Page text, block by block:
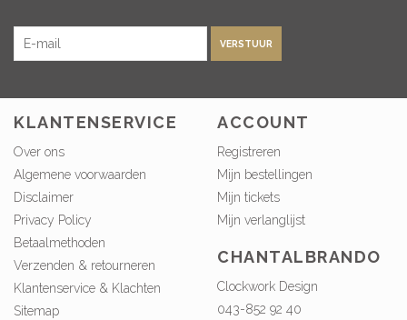
VERSTUUR
KLANTENSERVICE
Over ons
Algemene voorwaarden
Disclaimer
Privacy Policy
Betaalmethoden
Verzenden & retourneren
Klantenservice & Klachten
Sitemap
ACCOUNT
Registreren
Mijn bestellingen
Mijn tickets
Mijn verlanglijst
CHANTALBRANDO
Clockwork Design
043-852 92 40